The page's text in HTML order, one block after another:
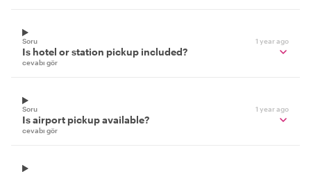
Soru 1 year ago
Is hotel or station pickup included?
cevabı gör
Soru 1 year ago
Is airport pickup available?
cevabı gör